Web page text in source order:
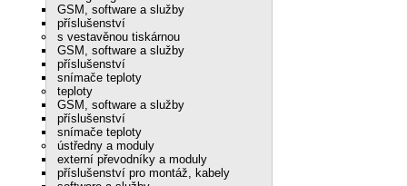
GSM, software a služby
příslušenství
s vestavěnou tiskárnou
GSM, software a služby
příslušenství
snímače teploty
teploty
GSM, software a služby
příslušenství
snímače teploty
ústředny a moduly
externí převodníky a moduly
příslušenství pro montáž, kabely